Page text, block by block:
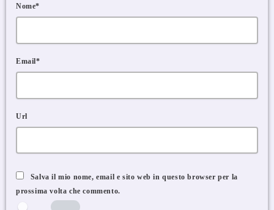
Nome*
Email*
Url
Salva il mio nome, email e sito web in questo browser per la
prossima volta che commento.